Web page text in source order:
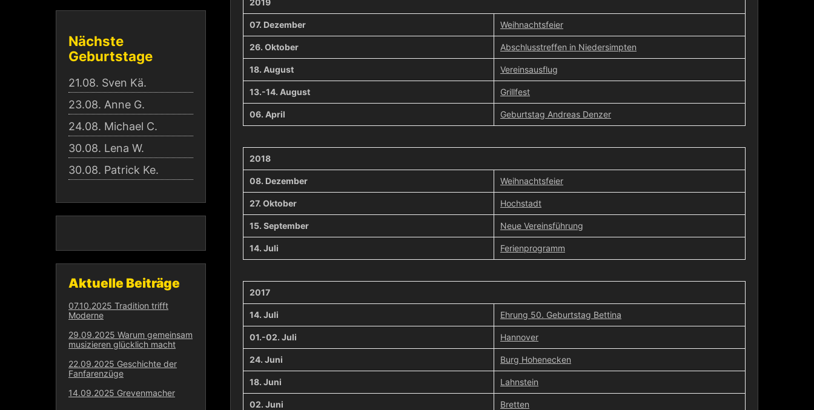
2019
07. Dezember Weihnachtsfeier
26. Oktober Abschlusstreffen in Niedersimpten
18. August Vereinsausflug
13.-14. August Grillfest
06. April Geburtstag Andreas Denzer
2018
08. Dezember Weihnachtsfeier
27. Oktober Hochstadt
15. September Neue Vereinsführung
14. Juli Ferienprogramm
2017
14. Juli Ehrung 50. Geburtstag Bettina
01.-02. Juli Hannover
24. Juni Burg Hohenecken
18. Juni Lahnstein
02. Juni Bretten
Nächste
Geburtstage
21.08. Sven Kä.
23.08. Anne G.
24.08. Michael C.
30.08. Lena W.
30.08. Patrick Ke.
Aktuelle Beiträge
07.10.2025 Tradition trifft
Moderne
29.09.2025 Warum gemeinsam
musizieren glücklich macht
22.09.2025 Geschichte der
Fanfarenzüge
14.09.2025 Grevenmacher